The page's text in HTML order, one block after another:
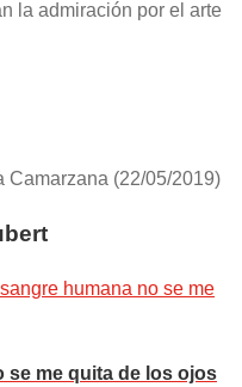
la admiración por el arte
Camarzana (22/05/2019)
se me quita de los ojos